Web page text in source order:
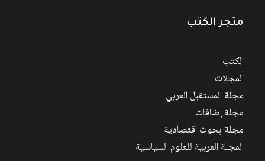
متجر الكتب
الكتب
المجلات
مجلة المستقبل العربي
مجلة إضافات
مجلة بحوث اقتصادية
المجلة العربية للعلوم السياسية